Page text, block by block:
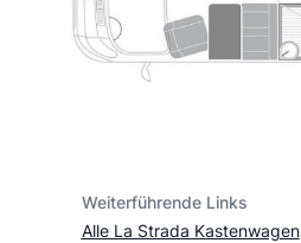
Weiterführende Links
Alle La Strada Kastenwagen